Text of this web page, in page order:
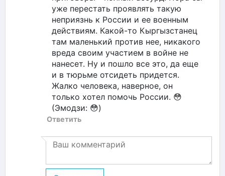
уже перестать проявлять такую
неприязнь к России и ее военным
действиям. Какой-то Кыргызстанец
там маленький против нее, никакого
вреда своим участием в войне не
нанесет. Ну и пошло все это, да еще
и в тюрьме отсидеть придется.
Жалко человека, наверное, он
только хотел помочь России. 😳
(Эмодзи: 😳)
Ответить